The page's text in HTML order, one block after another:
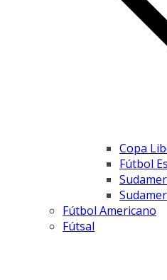
Copa
Fútbol
Fútbol Americano
Fútsal